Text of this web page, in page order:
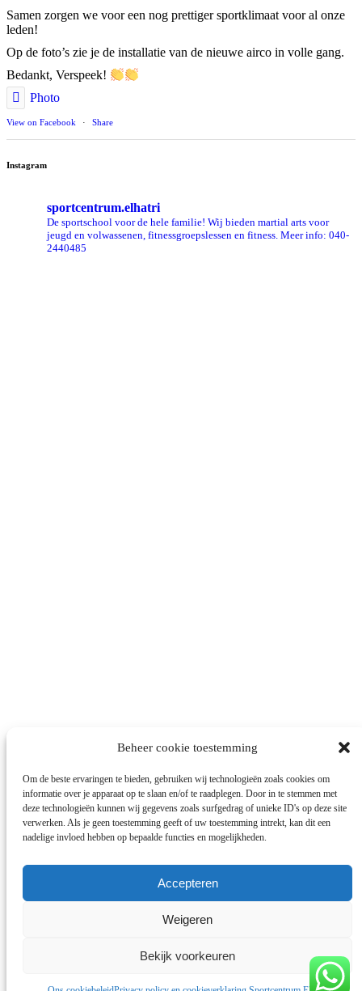
Beheer cookie toestemming
Om de beste ervaringen te bieden, gebruiken wij technologieën zoals cookies om
informatie over je apparaat op te slaan en/of te raadplegen. Door in te stemmen met
deze technologieën kunnen wij gegevens zoals surfgedrag of unieke ID's op deze site
verwerken. Als je geen toestemming geeft of uw toestemming intrekt, kan dit een
nadelige invloed hebben op bepaalde functies en mogelijkheden.
Accepteren
Weigeren
Bekijk voorkeuren
Samen zorgen we voor een nog prettiger sportklimaat voor al onze
leden!
Op de foto’s zie je de installatie van de nieuwe airco in volle gang.
Bedankt, Verspeek!
Photo
View on Facebook · Share
Instagram
sportcentrum.elhatri
De sportschool voor de hele familie! Wij bieden martial arts voor
jeugd en volwassenen, fitnessgroepslessen en fitness. Meer info: 040-
2440485
Meer laden... Volg op Instagram
Onze websites
voor onze stichting: www.stichting-topsport-elhatri.nl
www.elhatrishop.nl
Download de app